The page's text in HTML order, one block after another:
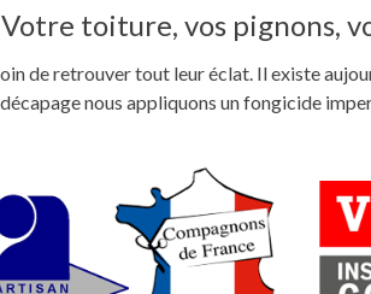
Votre toiture, vos pignons,
de retrouver tout leur éclat. Il existe
nous appliquons un fongicide